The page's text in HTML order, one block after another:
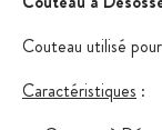
Couteau utilisé
Caractéristiques :